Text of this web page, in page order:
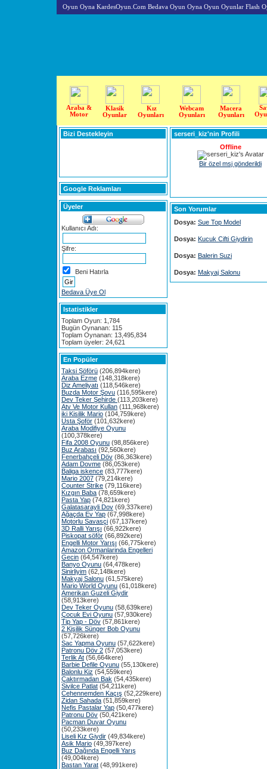
Oyun Oyna KardesOyun.Com Bedava Oyun Oyna Oyun Oyunlar Flash
Araba &
Motor
Klasik
Oyunlar
Kız
Oyunları
Webcam
Oyunları
Macera
Oyunları
Bizi Destekleyin
Google Reklamları
Üyeler
Kullanıcı Adı:
Şifre:
Beni Hatırla
Bedava Üye Ol
Istatistikler
Toplam Oyun: 1,784
Bugün Oynanan: 115
Toplam Oynanan: 13,495,834
Toplam üyeler: 24,621
En Popüler
Taksi Şöförü (206,894kere)
Araba Ezme (148,318kere)
Diz Ameliyatı (118,546kere)
Buzda Motor Şovu (116,595kere)
Dev Teker Şehirde (113,203kere)
Atv Ve Motor Kullan (111,968kere)
iki Kisilik Mario (104,759kere)
Usta Şoför (101,632kere)
Araba Modifiye Oyunu
(100,378kere)
Fifa 2008 Oyunu (98,856kere)
Buz Arabası (92,560kere)
Fenerbahçeli Döv (86,363kere)
Adam Dovme (86,053kere)
Baliga iskence (83,777kere)
Mario 2007 (79,214kere)
Counter Strike (79,116kere)
Kızgın Baba (78,659kere)
Pasta Yap (74,821kere)
Galatasarayli Dov (69,337kere)
Ağaçda Ev Yap (67,998kere)
Motorlu Savasçi (67,137kere)
3D Ralli Yarışı (66,922kere)
Piskopat söför (66,892kere)
Engelli Motor Yarışı (66,775kere)
Amazon Ormanlarinda Engelleri
Gecin (64,547kere)
Banyo Oyunu (64,478kere)
Sinirliyim (62,148kere)
Makyaj Salonu (61,575kere)
Mario World Oyunu (61,018kere)
Amerikan Guzeli Giydir
(58,913kere)
Dev Teker Oyunu (58,639kere)
Çocuk Evi Oyunu (57,930kere)
Tip Yap - Döv (57,861kere)
2 Kişilik Sünger Bob Oyunu
(57,726kere)
Sac Yapma Oyunu (57,622kere)
Patronu Döv 2 (57,053kere)
Terlik At (56,664kere)
Barbie Defile Oyunu (55,130kere)
Balonlu Kiz (54,559kere)
Çaktırmadan Bak (54,435kere)
Sivilce Patlat (54,211kere)
Cehennemden Kaçış (52,229kere)
Zidan Sahada (51,859kere)
Nefis Pastalar Yap (50,477kere)
Patronu Döv (50,421kere)
Pacman Duvar Oyunu
(50,233kere)
Liseli Kız Giydir (49,834kere)
Asik Mario (49,397kere)
Buz Dağında Engelli Yarış
(49,004kere)
Bastan Yarat (48,991kere)
serseri_kiz'nin Profili
Offline
Bir özel msj gönderildi
Son Yorumlar
Dosya: Sue Top Model
Dosya: Kucuk Cifti Giydirin
Dosya: Balerin Suzi
Dosya: Makyaj Salonu